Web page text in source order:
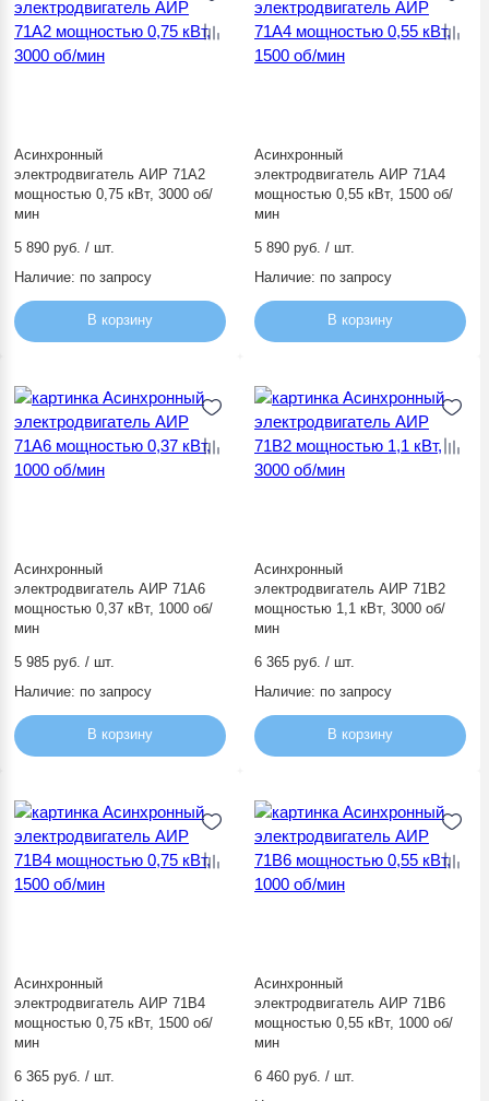
Асинхронный
электродвигатель АИР 71А2
мощностью 0,75 кВт, 3000 об/
мин
5 890 руб. / шт.
Наличие: по запросу
В корзину
Асинхронный
электродвигатель АИР 71А4
мощностью 0,55 кВт, 1500 об/
мин
5 890 руб. / шт.
Наличие: по запросу
В корзину
Асинхронный
электродвигатель АИР 71А6
мощностью 0,37 кВт, 1000 об/
мин
5 985 руб. / шт.
Наличие: по запросу
В корзину
Асинхронный
электродвигатель АИР 71В2
мощностью 1,1 кВт, 3000 об/
мин
6 365 руб. / шт.
Наличие: по запросу
В корзину
Асинхронный
электродвигатель АИР 71В4
мощностью 0,75 кВт, 1500 об/
мин
6 365 руб. / шт.
Асинхронный
электродвигатель АИР 71В6
мощностью 0,55 кВт, 1000 об/
мин
6 460 руб. / шт.